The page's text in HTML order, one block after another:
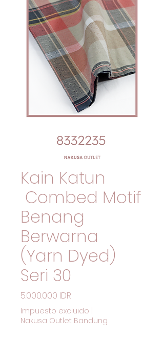
Kain Katun
Combed Motif
Benang
Berwarna
(Yarn Dyed)
Seri 30
5.000.000 IDR
Impuesto excluido
Nakusa Outlet Bandung